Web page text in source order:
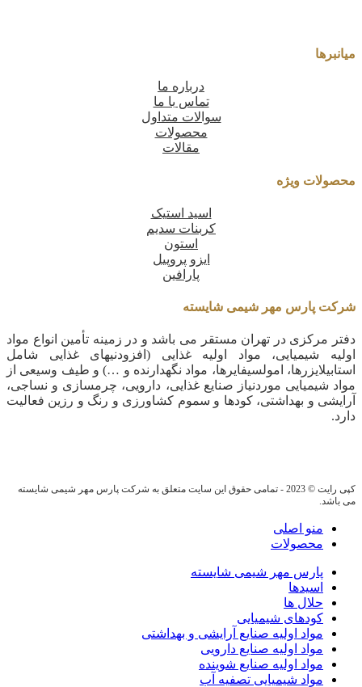
میانبرها
درباره ما
تماس با ما
سوالات متداول
محصولات
مقالات
محصولات ویژه
اسید استیک
کربنات سدیم
استون
ایزو پروپیل
پارافین
شرکت پارس مهر شیمی شایسته
دفتر مرکزی در تهران مستقر می باشد و در زمینه تأمین انواع مواد
اولیه شیمیایی، مواد اولیه غذایی (افزودنیهای غذایی شامل
استابیلایزرها، امولسیفایرها، مواد نگهدارنده و …) و طیف وسیعی از
مواد شیمیایی موردنیاز صنایع غذایی، دارویی، چرمسازی و نساجی،
آرایشی و بهداشتی، کودها و سموم کشاورزی و رنگ و رزین فعالیت
دارد.
کپی رایت © 2023 - تمامی حقوق این سایت متعلق به شرکت پارس مهر شیمی شایسته
می باشد.
منو اصلی
محصولات
پارس مهر شیمی شایسته
اسیدها
حلال ها
کودهای شیمیایی
مواد اولیه صنایع آرایشی و بهداشتی
مواد اولیه صنایع دارویی
مواد اولیه صنایع شوینده
مواد شیمیایی تصفیه آب